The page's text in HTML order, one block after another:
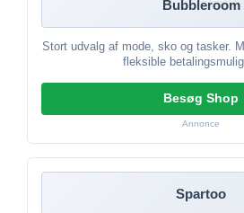
Bubbleroom
Stort udvalg af mode, sko og tasker.
fleksible
Besøg Shop
Annonce
Spartoo